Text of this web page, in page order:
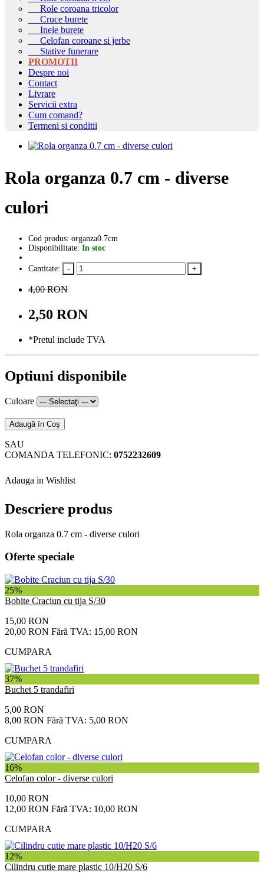
Role coroana tricolor
Cruce burete
Inele burete
Celofan coroane si jerbe
Stative funerare
PROMOTII
Despre noi
Contact
Livrare
Servicii extra
Cum comand?
Termeni si conditii
Rola organza 0.7 cm - diverse
culori
Cod produs: organza0.7cm
Disponibilitate: In stoc
Cantitate:
4,00 RON
2,50 RON
*Pretul include TVA
Optiuni disponibile
Culoare
Adaugă în Coş
SAU
COMANDA TELEFONIC: 0752232609
Adauga in Wishlist
Descriere produs
Rola organza 0.7 cm - diverse culori
Oferte speciale
25%
Bobite Craciun cu tija S/30
15,00 RON
20,00 RON Fără TVA: 15,00 RON
CUMPARA
37%
Buchet 5 trandafiri
5,00 RON
8,00 RON Fără TVA: 5,00 RON
CUMPARA
16%
Celofan color - diverse culori
10,00 RON
12,00 RON Fără TVA: 10,00 RON
CUMPARA
12%
Cilindru cutie mare plastic 10/H20 S/6